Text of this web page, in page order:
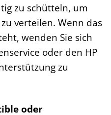
zu schütteln, um
verteilen. Wenn das
wenden Sie sich
oder den HP
zu
oder